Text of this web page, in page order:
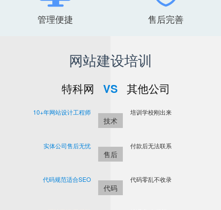
管理便捷 售后完善
网站建设培训
特科网 VS 其他公司
10+年网站设计工程师
技术
培训学校刚出来
实体公司售后无忧
售后
付款后无法联系
代码规范适合SEO
代码
代码零乱不收录